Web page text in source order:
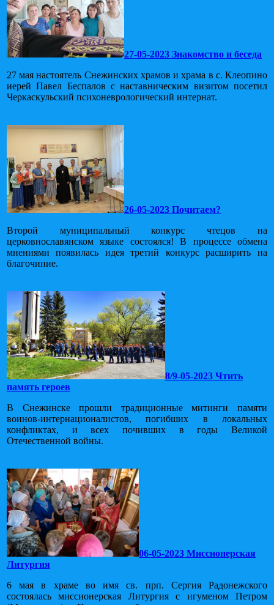
27-05-2023 Знакомство и беседа
27 мая настоятель Снежинских храмов и храма в с. Клеопино
иерей Павел Беспалов с наставническим визитом посетил
Черкаскульский психоневрологический интернат.
26-05-2023 Почитаем?
Второй муниципальный конкурс чтецов на
церковнославянском языке состоялся! В процессе обмена
мнениями появилась идея третий конкурс расширить на
благочиние.
8/9-05-2023 Чтить
память героев
В Снежинске прошли традиционные митинги памяти
воинов-интернационалистов, погибших в локальных
конфликтах, и всех почивших в годы Великой
Отечественной войны.
06-05-2023 Миссионерская
Литургия
6 мая в храме во имя св. прп. Сергия Радонежского
состоялась миссионерская Литургия с игуменом Петром